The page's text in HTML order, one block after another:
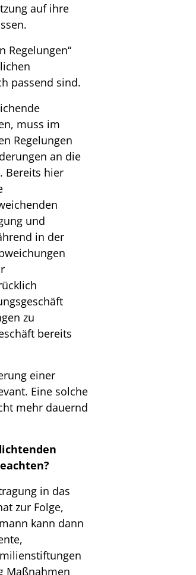
auf ihre
Regelungen“
passend sind.
muss im
Regelungen
an die
Bereits hier
und
in der
zu
bereits
einer
Eine solche
mehr dauernd
in das
zur Folge,
kann dann
Maßnahmen